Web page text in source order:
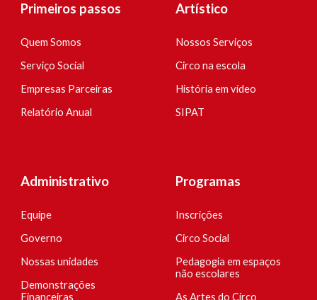
Primeiros passos
Quem Somos
Serviço Social
Empresas Parceiras
Relatório Anual
Artístico
Nossos Serviços
Circo na escola
História em vídeo
SIPAT
Administrativo
Equipe
Governo
Nossas unidades
Demonstrações
Financeiras
Programas
Inscrições
Circo Social
Pedagogia em espaços
não escolares
As Artes do Circo